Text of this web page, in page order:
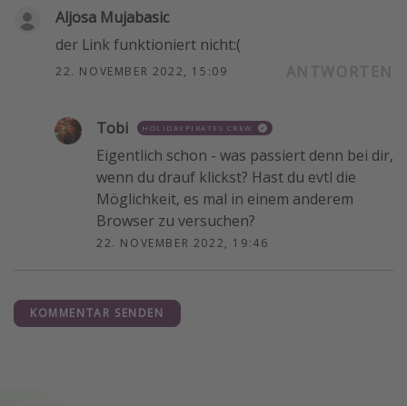
Aljosa Mujabasic
der Link funktioniert nicht:(
22. NOVEMBER 2022, 15:09
Tobi HOLIDAYPIRATES CREW
Eigentlich schon - was passiert denn bei dir,
wenn du drauf klickst? Hast du evtl die
Möglichkeit, es mal in einem anderem
Browser zu versuchen?
22. NOVEMBER 2022, 19:46
KOMMENTAR SENDEN